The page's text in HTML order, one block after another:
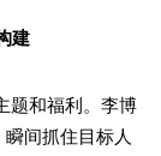
建
和福利。李博
间抓住目标人